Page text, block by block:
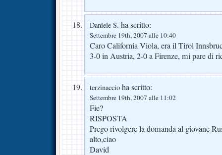
Daniele S. ha scritto:
Settembre 19th, 2007 alle 10:40
Caro California Viola, era il Tirol
3-0 in Austria, 2-0 a Firenze, mi pare di
terzinaccio ha scritto:
Settembre 19th, 2007 alle 11:02
Fie?
RISPOSTA
Prego rivolgere la domanda al giovane
alto,ciao
David